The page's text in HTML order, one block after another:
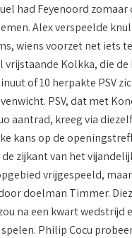
had Feyenoord zomaar
Alex verspeelde
wiens voorzet net iets
vrijstaande Kolkka, die
of 10 herpakte PSV
PSV, dat met
aantrad, kreeg via
kans op de
zijkant van het
vrijgespeeld,
doelman Timmer.
na een kwart wedstrijd
Philip Cocu